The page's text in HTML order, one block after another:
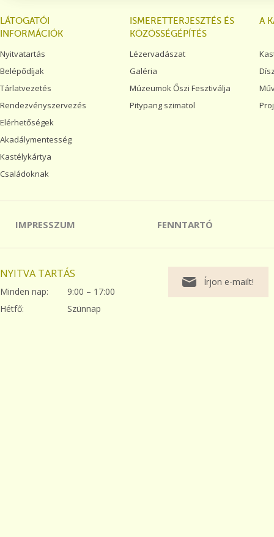
LÁTOGATÓI
INFORMÁCIÓK
Nyitvatartás
Belépődíjak
Tárlatvezetés
Rendezvényszervezés
Elérhetőségek
Akadálymentesség
Kastélykártya
Családoknak
ISMERETTERJESZTÉS ÉS
KÖZÖSSÉGÉPÍTÉS
Lézervadászat
Galéria
Múzeumok Őszi Fesztiválja
Pitypang szimatol
A
IMPRESSZUM FENNTARTÓ
NYITVA TARTÁS
Minden nap:
9:00 – 17:00
Hétfő:
Szünnap
Írjon e-mailt!